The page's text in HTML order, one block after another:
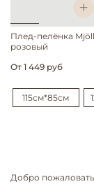
Плед-пелёнка
розовый
От 1 449 руб
115см*85см
Добро